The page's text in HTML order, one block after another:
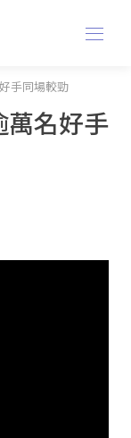
手同場較勁
萬名好手